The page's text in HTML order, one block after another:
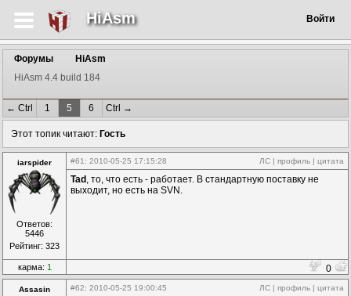
HiAsm Войти
Форумы
HiAsm
HiAsm 4.4 build 184
← Ctrl 1 5 6 Ctrl →
Этот топик читают: Гость
iarspider
Ответов:
5446
Рейтинг: 323
#61 : 2010-05-25 17:15:28 ЛС | профиль | цитата
Tad , то, что есть - работает. В стандартную поставку не
выходит, но есть на SVN.
карма: 1 0
Assasin #62: 2010-05-25 19:00:45 ЛС | профиль | цитата